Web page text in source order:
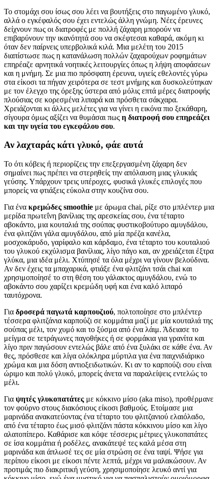
Το στομάχι σου ίσως σου λέει να βουτήξεις στο παγωμένο γλυκό,
αλλά ο εγκέφαλός σου έχει εντελώς άλλη γνώμη. Νέες έρευνες
δείχνουν πως οι διατροφές με πολλή ζάχαρη μπορούν να
επιβαρύνουν την ικανότητά σου να σκέφτεσαι καθαρά, ακόμη κι
όταν δεν παίρνεις υπερβολικά κιλά. Μια μελέτη του 2015
διαπίστωσε πως η κατανάλωση πολλών ζαχαρούχων ροφημάτων
επηρέαζε αρνητικά νοητικές λειτουργίες όπως η λήψη αποφάσεων
και η μνήμη. Σε μια πιο πρόσφατη έρευνα, υγιείς εθελοντές γύρω
στα είκοσι τα πήγαν χειρότερα σε τεστ μνήμης και δυσκολεύτηκαν
με τον έλεγχο της όρεξης ύστερα από μόλις επτά μέρες διατροφής
πλούσιας σε κορεσμένα λιπαρά και πρόσθετα σάκχαρα.
Χρειάζονται κι άλλες μελέτες για να γίνει η εικόνα πιο ξεκάθαρη,
σίγουρα όμως αξίζει να θυμάσαι πως η διατροφή σου επηρεάζει
και την υγεία του εγκεφάλου σου.
Αν λαχταράς κάτι γλυκό, φάε αυτά
Το ότι κόβεις ή περιορίζεις την επεξεργασμένη ζάχαρη δεν
σημαίνει πως πρέπει να στερηθείς την απόλαυση μιας γλυκιάς
γεύσης. Υπάρχουν τρεις υπέροχες, φυσικά γλυκές επιλογές που
μπορείς να φτιάξεις εύκολα στην κουζίνα σου.
Για ένα κρεμώδες smoothie με άρωμα chai, ρίξε στο μπλέντερ μια
μερίδα πρωτεΐνη βανίλιας της αρεσκείας σου, ένα τέταρτο
αβοκάντο, μια κουταλιά της σούπας φυστικοβούτυρο αμυγδάλου,
ένα φλιτζάνι γάλα αμυγδάλου, από μία πρέζα κανέλα,
μοσχοκάρυδο, γαρίφαλο και κάρδαμο, ένα τέταρτο του κουταλιού
του γλυκού εκχύλισμα βανίλιας, λίγο πάγο και, αν χρειάζεται έξτρα
γλύκα, μια ιδέα μέλι. Χτύπησέ τα όλα μέχρι να γίνουν βελούδινα.
Αν δεν έχεις τα μπαχαρικά, φτιάξε ένα φλιτζάνι τσάι chai και
χρησιμοποίησέ το στη θέση του γάλακτος αμυγδάλου, ενώ το
αβοκάντο σου χαρίζει κρεμώδη υφή και ένα καλό λιπαρό
ταυτόχρονα.
Για δροσερά παγωτά καρπουζιού, πολτοποίησε στο μπλέντερ
τέσσερα φλιτζάνια καρπούζι σε κομμάτια μαζί με μία κουταλιά της
σούπας μέλι, τον χυμό και το ξύσμα από ένα λάιμ. Άδειασε το
μείγμα σε τετράγωνες παγοθήκες ή σε φορμάκια για γρανίτα και
λίγο πριν παγώσουν εντελώς βάλε από ένα ξυλάκι σε κάθε ένα. Αν
θες, πρόσθεσε και λίγα ολόκληρα μύρτιλα για ένα παιχνιδιάρικο
χρώμα και μια δόση αντιοξειδωτικών. Κι αν το καρπούζι σου είναι
ώριμο και πολύ γλυκό, μπορείς άνετα να παραλείψεις εντελώς το
μέλι.
Για ψητές γλυκοπατάτες με κόκκινο μίσο (aka miso), προθέρμανε
τον φούρνο στους διακόσιους είκοσι βαθμούς. Ετοίμασε μια
μαρινάδα ανακατεύοντας ένα τέταρτο του φλιτζανιού ελαιόλαδο,
από ένα τέταρτο έως μισό φλιτζάνι πάστα κόκκινου μίσο και λίγο
αλατοπίπερο. Καθάρισε και κόψε τέσσερις μέτριες γλυκοπατάτες
σε ίσα κομμάτια ή ροδέλες, ανακάτεψέ τες καλά μέσα στη
μαρινάδα και άπλωσέ τες σε μία στρώση σε ένα ταψί. Ψήσε για
περίπου είκοσι με είκοσι πέντε λεπτά, μέχρι να μαλακώσουν. Αν
προτιμάς πιο διακριτική γεύση, χρησιμοποίησε λευκό αντί για